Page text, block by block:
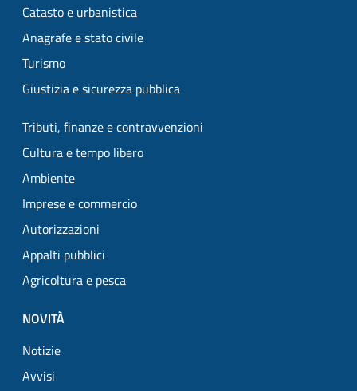
Catasto e urbanistica
Anagrafe e stato civile
Turismo
Giustizia e sicurezza pubblica
Tributi, finanze e contravvenzioni
Cultura e tempo libero
Ambiente
Imprese e commercio
Autorizzazioni
Appalti pubblici
Agricoltura e pesca
NOVITÀ
Notizie
Avvisi